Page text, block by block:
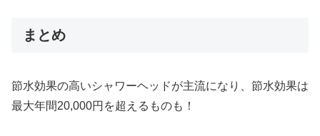
まとめ
節水効果の高いシャワーヘッドが主流になり、節水効果は
最大年間20,000円を超えるものも！